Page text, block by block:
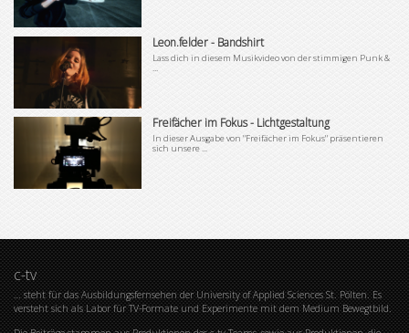
Leon.felder - Bandshirt
Lass dich in diesem Musikvideo von der stimmigen Punk &
...
Freifächer im Fokus - Lichtgestaltung
In dieser Ausgabe von "Freifächer im Fokus" präsentieren
sich unsere ...
c-tv
… steht für das Ausbildungsfernsehen der University of Applied Sciences St. Pölten. Es
versteht sich als Labor für TV-Formate und Experimente mit dem Medium Bewegtbild.